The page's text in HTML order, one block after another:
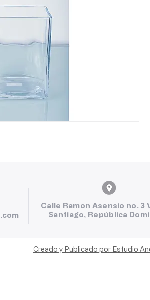
Calle Ramon Asensio no. 3
Santiago, República
Creado y Publicado por Estudio